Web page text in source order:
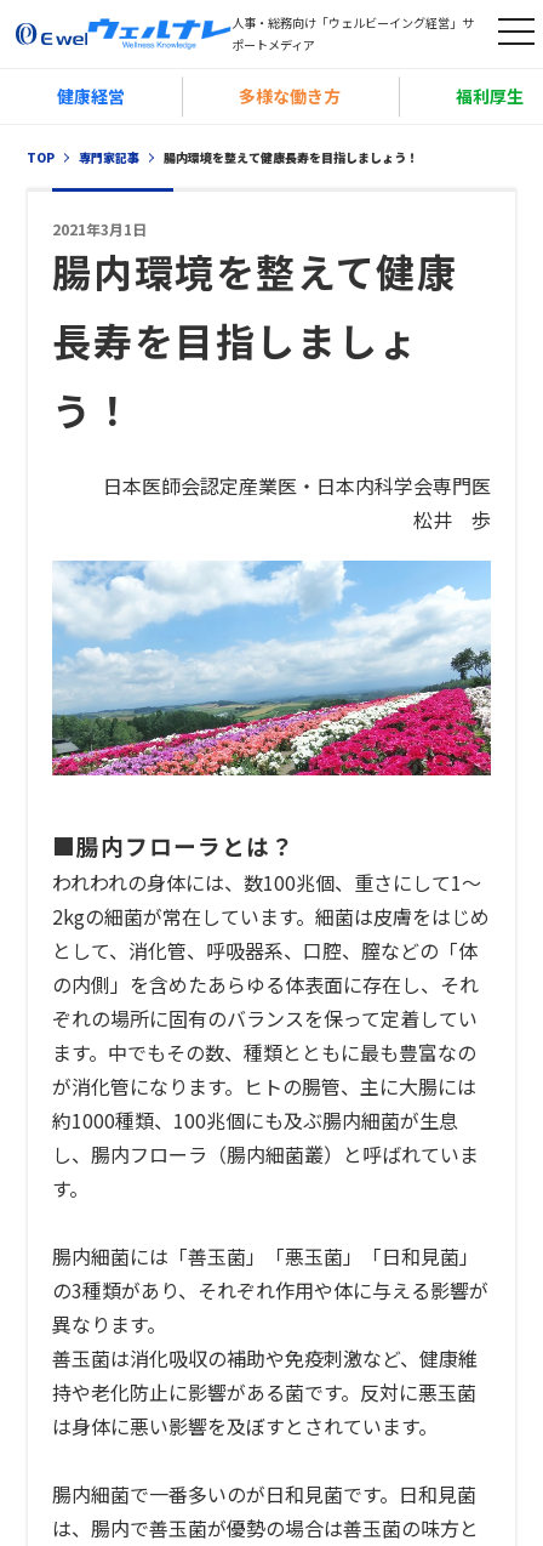
人事・総務向け「ウェルビーイング経営」サ
ポートメディア
t
g
健康経営 多様な働き方 福利厚生
TOP 専門家記事 腸内環境を整えて健康長寿を目指しましょう！
2021年3月1日
腸内環境を整えて健康
長寿を目指しましょ
う！
日本医師会認定産業医・日本内科学会専門医
松井 歩
■腸内フローラとは？
われわれの身体には、数100兆個、重さにして1～
2kgの細菌が常在しています。細菌は皮膚をはじめ
として、消化管、呼吸器系、口腔、膣などの「体
の内側」を含めたあらゆる体表面に存在し、それ
ぞれの場所に固有のバランスを保って定着してい
ます。中でもその数、種類とともに最も豊富なの
が消化管になります。ヒトの腸管、主に大腸には
約1000種類、100兆個にも及ぶ腸内細菌が生息
し、腸内フローラ（腸内細菌叢）と呼ばれていま
す。
腸内細菌には「善玉菌」「悪玉菌」「日和見菌」
の3種類があり、それぞれ作用や体に与える影響が
異なります。
善玉菌は消化吸収の補助や免疫刺激など、健康維
持や老化防止に影響がある菌です。反対に悪玉菌
は身体に悪い影響を及ぼすとされています。
腸内細菌で一番多いのが日和見菌です。日和見菌
は、腸内で善玉菌が優勢の場合は善玉菌の味方と